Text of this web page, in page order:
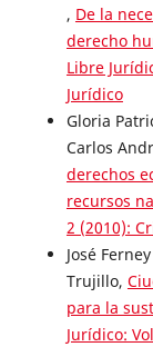
, De la
derecho
Libre
Jurídico
Gloria
Carlos
derechos
recursos
2 (2010):
José
Trujillo,
para la
Jurídico: